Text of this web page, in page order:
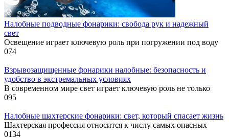
Налобные подводные фонарики: свобода рук и надежный
свет
Освещение играет ключевую роль при погружении под воду
074
Взрывозащищенные фонарики налобные: безопасность и
удобство в экстремальных условиях
В современном мире свет играет ключевую роль не только
095
Налобные шахтерские фонарики: свет, который спасает жизнь
Шахтерская профессия относится к числу самых опасных
0134